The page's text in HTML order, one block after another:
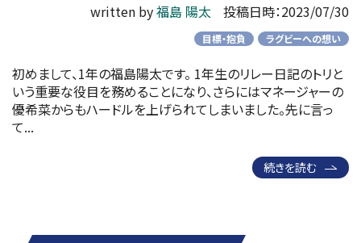
written by福島 陽太 投稿日時：2023/07/30
目標・抱負 ラグビーへの想い
初めまして、1年の福島陽太です。 1年生のリレー日記のトリと
いう重要な役目を務めることになり、さらにはマネージャーの
優希菜からもハードルを上げられてしまいました。先に言っ
て...
続きを読む